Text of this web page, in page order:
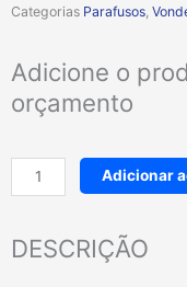
Categorias Parafusos,
Adicione o
orçamento
Parafuso
sextavado
soberba
Adicionar
DESCRIÇÃO